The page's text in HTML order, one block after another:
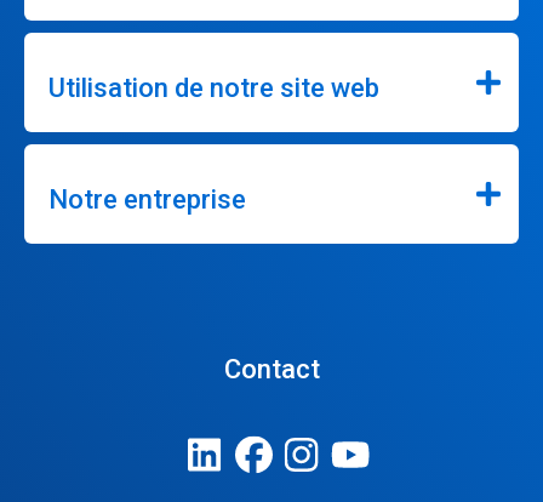
Utilisation de notre site web
Notre entreprise
Contact